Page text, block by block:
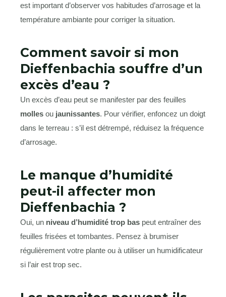
est important d’observer vos habitudes d’arrosage et la
température ambiante pour corriger la situation.
Comment savoir si mon
Dieffenbachia souffre d’un
excès d’eau ?
Un excès d’eau peut se manifester par des feuilles
molles ou jaunissantes. Pour vérifier, enfoncez un doigt
dans le terreau : s’il est détrempé, réduisez la fréquence
d’arrosage.
Le manque d’humidité
peut-il affecter mon
Dieffenbachia ?
Oui, un niveau d’humidité trop bas peut entraîner des
feuilles frisées et tombantes. Pensez à brumiser
régulièrement votre plante ou à utiliser un humidificateur
si l’air est trop sec.